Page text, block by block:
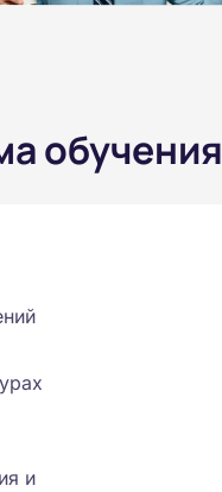
обучения
и